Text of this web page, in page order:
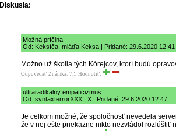
Diskusia:
Možná príčina
Od: Keksíča, mláďa Keksa | Pridané: 29.6.2020 12:41
Možno už školia tých Kórejcov, ktorí budú
Odpovedať Známka: 7.1 Hodnotiť:
ultraradikalny empaticizmus
Od: syntaxterrorXXX,. X | Pridané: 29.6.2020 12:47
Je celkom možné, že spoločnosť nevedela
že v nej ešte priekazne nikto nezvládol rozlúštiť